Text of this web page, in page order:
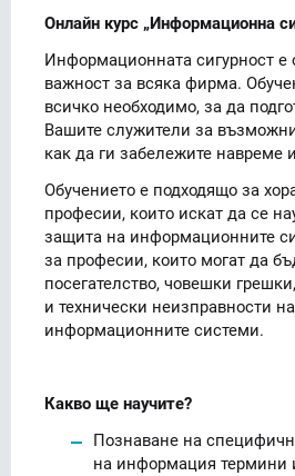
Онлайн курс „Информационна
Информационната сигурност е
важност за всяка фирма.
всичко необходимо, за да
Вашите служители за
как да ги забележите навреме
Обучението е подходящо за
професии, които искат да се
защита на информационните
за професии, които могат да
посегателство, човешки
и технически неизправности
информационните системи.
Какво ще научите?
Познаване на
на информация термини